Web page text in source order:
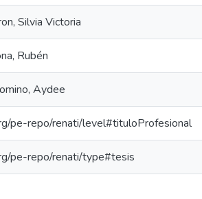
Silvia Victoria
Rubén
Aydee
pe-repo/renati/level#tituloProfesional
pe-repo/renati/type#tesis